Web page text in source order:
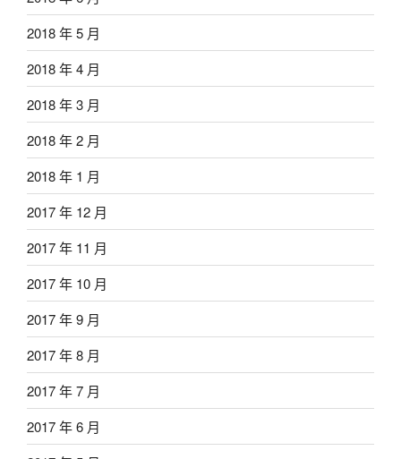
2018 年 5 月
2018 年 4 月
2018 年 3 月
2018 年 2 月
2018 年 1 月
2017 年 12 月
2017 年 11 月
2017 年 10 月
2017 年 9 月
2017 年 8 月
2017 年 7 月
2017 年 6 月